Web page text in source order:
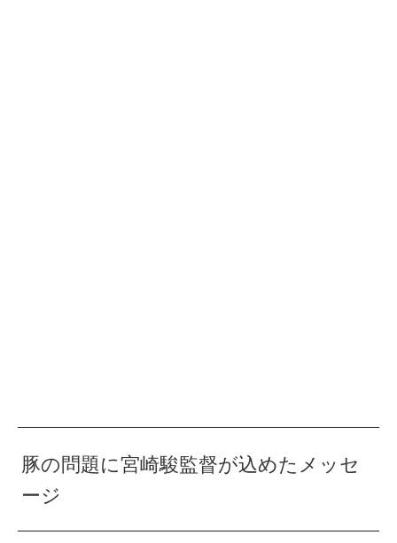
豚の問題に宮崎駿監督が込めたメッセ
ージ